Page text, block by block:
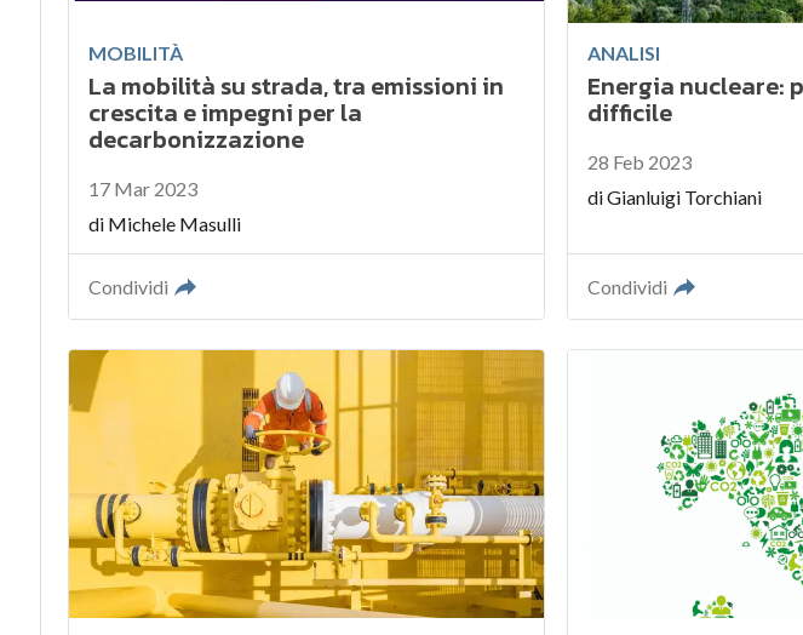
MOBILITÀ
La mobilità su strada, tra emissioni in
crescita e impegni per la
decarbonizzazione
17 Mar 2023
di Michele Masulli
Condividi
ANALISI
Energia nucleare:
difficile
28 Feb 2023
diGianluigi Torchiani
Condividi